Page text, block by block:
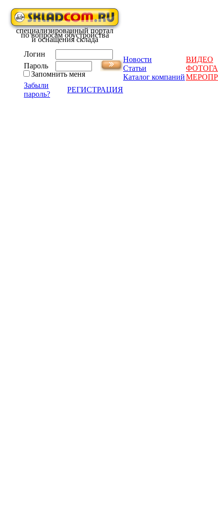
специализированный портал
по вопросам обустройства
и оснащения склада
Логин
Пароль
Запомнить меня
Забыли
пароль?
РЕГИСТРАЦИЯ
Новости
ВИДЕО
Статьи
Каталог компаний